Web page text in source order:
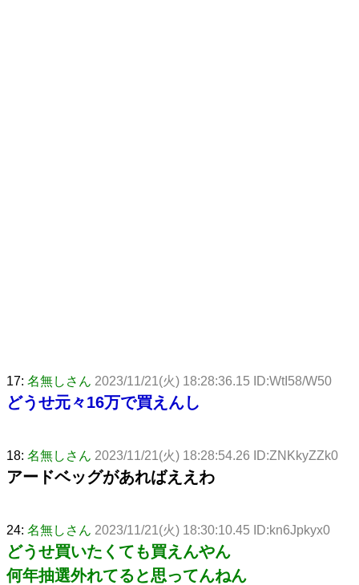
17: 名無しさん 2023/11/21(火) 18:28:36.15 ID:WtI58/W50
どうせ元々16万で買えんし
18: 名無しさん 2023/11/21(火) 18:28:54.26 ID:ZNKkyZZk0
アードベッグがあればええわ
24: 名無しさん 2023/11/21(火) 18:30:10.45 ID:kn6Jpkyx0
どうせ買いたくても買えんやん
何年抽選外れてると思ってんねん